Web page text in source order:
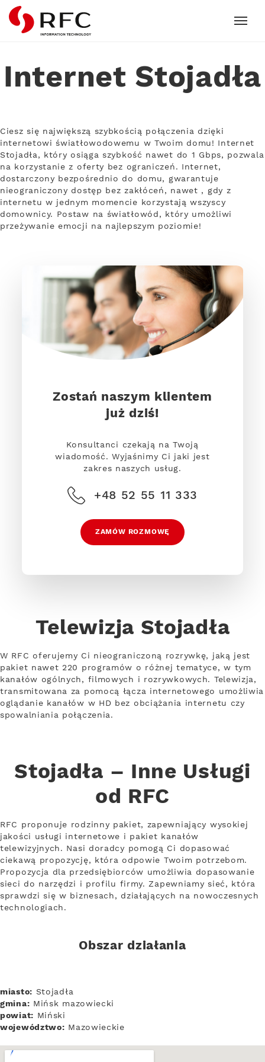
RFC
Internet Stojadła
Ciesz się największą szybkością połączenia dzięki
internetowi światłowodowemu w Twoim domu! Internet
Stojadła, który osiąga szybkość nawet do 1 Gbps, pozwala
na korzystanie z oferty bez ograniczeń. Internet,
dostarczony bezpośrednio do domu, gwarantuje
nieograniczony dostęp bez zakłóceń, nawet , gdy z
internetu w jednym momencie korzystają wszyscy
domownicy. Postaw na światłowód, który umożliwi
przeżywanie emocji na najlepszym poziomie!
Zostań naszym klientem
już dziś!
Konsultanci czekają na Twoją
wiadomość. Wyjaśnimy Ci jaki jest
zakres naszych usług.
+48 52 55 11 333
ZAMÓW ROZMOWĘ
Telewizja Stojadła
W RFC oferujemy Ci nieograniczoną rozrywkę, jaką jest
pakiet nawet 220 programów o różnej tematyce, w tym
kanałów ogólnych, filmowych i rozrywkowych. Telewizja,
transmitowana za pomocą łącza internetowego umożliwia
oglądanie kanałów w HD bez obciążania internetu czy
spowalniania połączenia.
Stojadła – Inne Usługi
od RFC
RFC proponuje rodzinny pakiet, zapewniający wysokiej
jakości usługi internetowe i pakiet kanałów
telewizyjnych. Nasi doradcy pomogą Ci dopasować
ciekawą propozycję, która odpowie Twoim potrzebom.
Propozycja dla przedsiębiorców umożliwia dopasowanie
sieci do narzędzi i profilu firmy. Zapewniamy sieć, która
sprawdzi się w biznesach, działających na nowoczesnych
technologiach.
Obszar działania
miasto: Stojadła
gmina: Mińsk mazowiecki
powiat: Miński
województwo: Mazowieckie